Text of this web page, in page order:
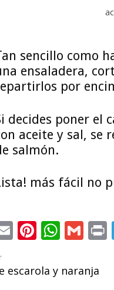
sencillo como
ensaladera,
por
decides poner el
aceite y sal, se
salmón.
más fácil no
Email
escarola y naranja